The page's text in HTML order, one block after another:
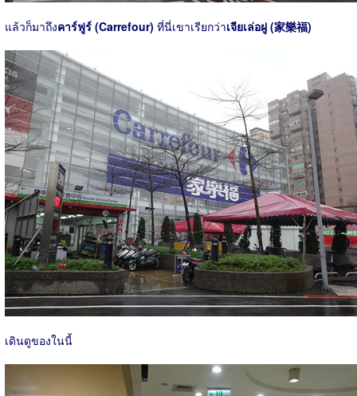
แล้วก็มาถึงคาร์ฟูร์ (Carrefour) ที่นี่เขาเรียกว่าเจียเล่อฝู (家樂福)
เดินดูของในนี้